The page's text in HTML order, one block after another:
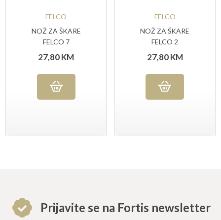
FELCO
NOŽ ZA ŠKARE
FELCO 7
27,80KM
FELCO
NOŽ ZA ŠKARE
FELCO 2
27,80KM
Prijavite se na Fortis newsletter